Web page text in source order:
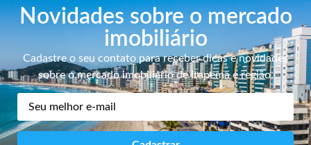
Novidades sobre o mercado
imobiliário
Cadastre o seu contato para receber dicas e novidades
sobre o mercado imobiliário de Itapema e região.